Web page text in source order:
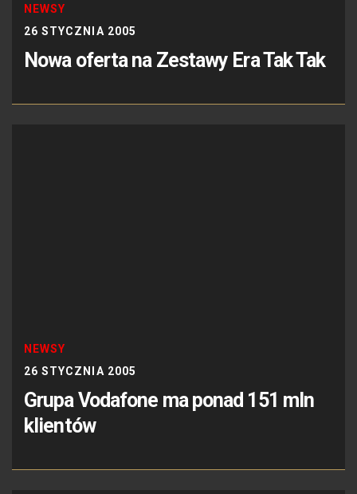
NEWSY
26 STYCZNIA 2005
Nowa oferta na Zestawy Era Tak Tak
NEWSY
26 STYCZNIA 2005
Grupa Vodafone ma ponad 151 mln
klientów